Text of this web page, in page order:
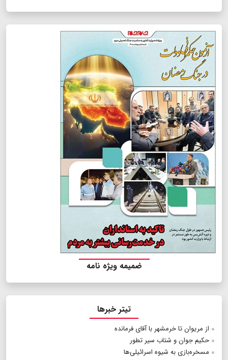
ضمیمه ویژه نامه
تیتر خبرها
از مریوان تا خرمشهر با آقای فرمانده
حکیم جوان و شتاب سیر تطور
مسخره‌بازی به شیوه اسرائیلی‌ها